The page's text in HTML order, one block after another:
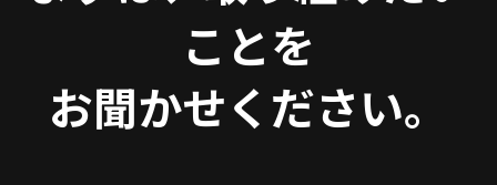
ことを
お聞かせください。